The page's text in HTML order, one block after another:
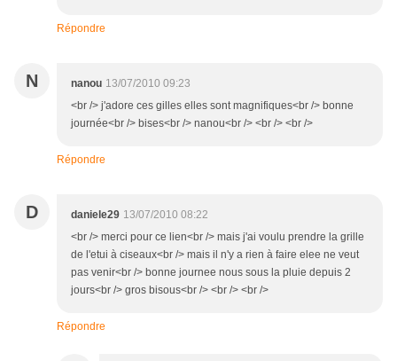
Répondre
N nanou 13/07/2010 09:23
<br /> j'adore ces gilles elles sont magnifiques<br /> bonne
journée<br /> bises<br /> nanou<br /> <br /> <br />
Répondre
D daniele29 13/07/2010 08:22
<br /> merci pour ce lien<br /> mais j'ai voulu prendre la grille
de l'etui à ciseaux<br /> mais il n'y a rien à faire elee ne veut
pas venir<br /> bonne journee nous sous la pluie depuis 2
jours<br /> gros bisous<br /> <br /> <br />
Répondre